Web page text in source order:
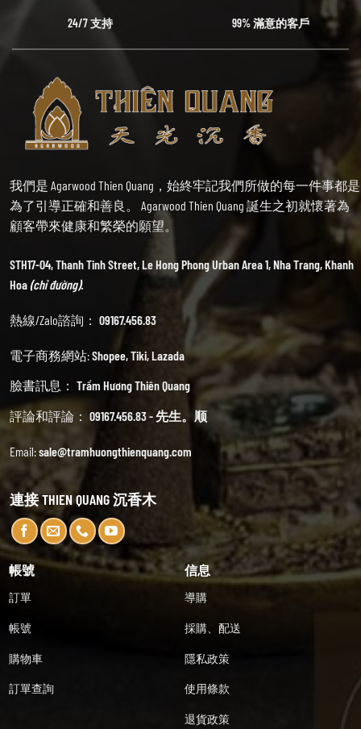
24/7 支持 99% 滿意的客戶
我們是 Agarwood Thien Quang，始終牢記我們所做的每一件事都是
為了引導正確和善良。 Agarwood Thien Quang 誕生之初就懷著為
顧客帶來健康和繁榮的願望。
STH17-04, Thanh Tinh Street, Le Hong Phong Urban Area 1, Nha Trang, Khanh
Hoa(chỉ đường).
熱線/Zalo諮詢： 09167.456.83
電子商務網站:Shopee,Tiki,Lazada
臉書訊息： Trầm Hương Thiên Quang
評論和評論： 09167.456.83 - 先生。顺
Email:sale@tramhuongthienquang.com
連接 THIEN QUANG 沉香木
帳號
訂單
帳號
購物車
訂單查詢
信息
導購
採購、配送
隱私政策
使用條款
退貨政策